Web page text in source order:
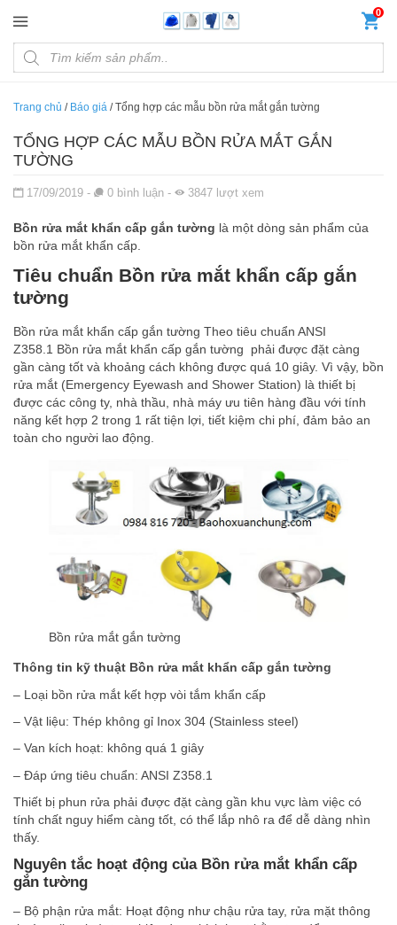
0
Products search
Trang chủ / Báo giá /Tổng hợp các mẫu bồn rửa mắt gắn tường
TỔNG HỢP CÁC MẪU BỒN RỬA MẮT GẮN
TƯỜNG
Đăng ngày
17/09/2019 - 0 bình luận - 3847 lượt xem
Bồn rửa mắt khẩn cấp gắn tường là một dòng sản phẩm của
bồn rửa mắt khẩn cấp.
Tiêu chuẩn Bồn rửa mắt khẩn cấp gắn
tường
Bồn rửa mắt khẩn cấp gắn tường Theo tiêu chuẩn ANSI
Z358.1 Bồn rửa mắt khẩn cấp gắn tường phải được đặt càng
gần càng tốt và khoảng cách không được quá 10 giây. Vì vậy, bồn
rửa mắt (Emergency Eyewash and Shower Station) là thiết bị
được các công ty, nhà thầu, nhà máy ưu tiên hàng đầu với tính
năng kết hợp 2 trong 1 rất tiện lợi, tiết kiệm chi phí, đảm bảo an
toàn cho người lao động.
Bồn rửa mắt gắn tường
Thông tin kỹ thuật Bồn rửa mắt khẩn cấp gắn tường
– Loại bồn rửa mắt kết hợp vòi tắm khẩn cấp
– Vật liệu: Thép không gỉ Inox 304 (Stainless steel)
– Van kích hoạt: không quá 1 giây
– Đáp ứng tiêu chuẩn: ANSI Z358.1
Thiết bị phun rửa phải được đặt càng gần khu vực làm việc có
tính chất nguy hiểm càng tốt, có thể lắp nhô ra để dễ dàng nhìn
thấy.
Nguyên tắc hoạt động của Bồn rửa mắt khẩn cấp
gắn tường
– Bộ phận rửa mắt: Hoạt động như chậu rửa tay, rửa mặt thông